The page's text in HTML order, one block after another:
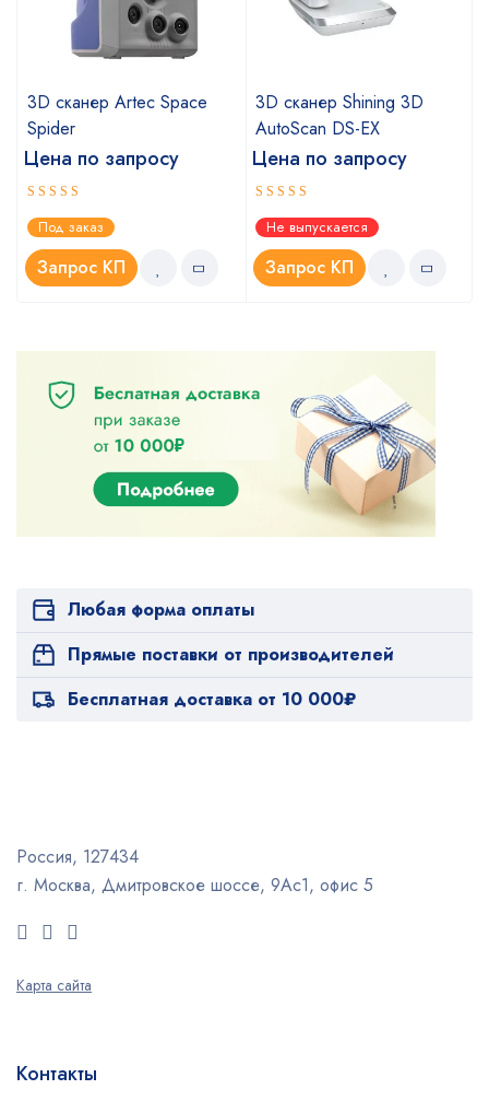
3D сканер Artec Space
Spider
Цена по запросу
Оценка
5.00из 5
Под заказ
Запрос КП
3D сканер Shining 3D
AutoScan DS-EX
Цена по запросу
Оценка
4.67из 5
Не выпускается
Запрос КП
Любая форма оплаты
Прямые поставки от производителей
Бесплатная доставка от 10 000₽
Россия, 127434
г. Москва, Дмитровское шоссе, 9Ас1, офис 5
Карта сайта
Контакты